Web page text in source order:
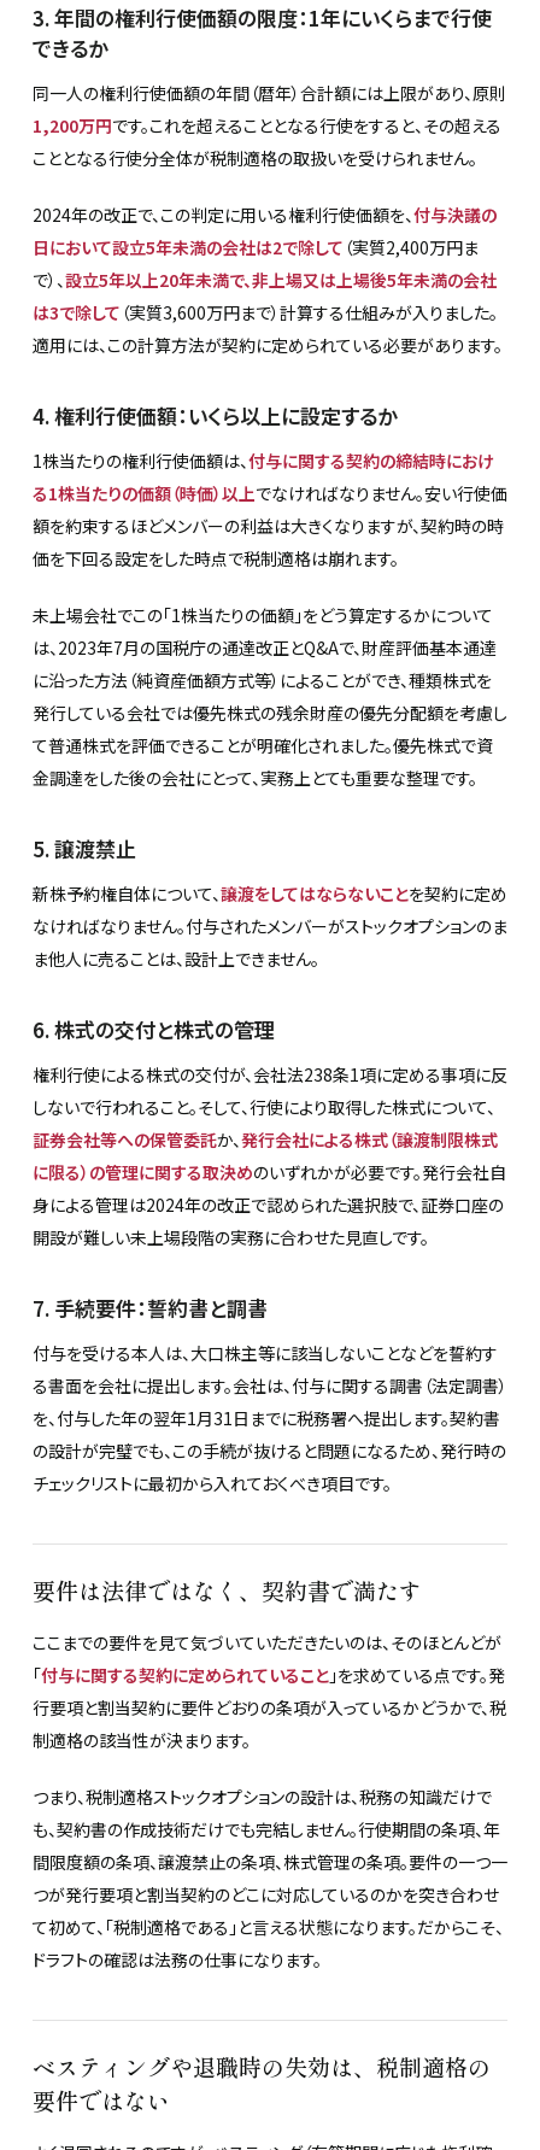
3. 年間の権利行使価額の限度：1年にいくらまで行使
できるか
同一人の権利行使価額の年間（暦年）合計額には上限があり、原則
1,200万円です。これを超えることとなる行使をすると、その超える
こととなる行使分全体が税制適格の取扱いを受けられません。
2024年の改正で、この判定に用いる権利行使価額を、付与決議の
日において設立5年未満の会社は2で除して （実質2,400万円ま
で）、設立5年以上20年未満で、非上場又は上場後5年未満の会社
は3で除して （実質3,600万円まで）計算する仕組みが入りました。
適用には、この計算方法が契約に定められている必要があります。
4. 権利行使価額：いくら以上に設定するか
1株当たりの権利行使価額は、付与に関する契約の締結時におけ
る1株当たりの価額（時価）以上でなければなりません。安い行使価
額を約束するほどメンバーの利益は大きくなりますが、契約時の時
価を下回る設定をした時点で税制適格は崩れます。
未上場会社でこの「1株当たりの価額」をどう算定するかについて
は、2023年7月の国税庁の通達改正とQ&Aで、財産評価基本通達
に沿った方法（純資産価額方式等）によることができ、種類株式を
発行している会社では優先株式の残余財産の優先分配額を考慮し
て普通株式を評価できることが明確化されました。優先株式で資
金調達をした後の会社にとって、実務上とても重要な整理です。
5. 譲渡禁止
新株予約権自体について、譲渡をしてはならないことを契約に定め
なければなりません。付与されたメンバーがストックオプションのま
ま他人に売ることは、設計上できません。
6. 株式の交付と株式の管理
権利行使による株式の交付が、会社法238条1項に定める事項に反
しないで行われること。そして、行使により取得した株式について、
証券会社等への保管委託か、発行会社による株式（譲渡制限株式
に限る）の管理に関する取決めのいずれかが必要です。発行会社自
身による管理は2024年の改正で認められた選択肢で、証券口座の
開設が難しい未上場段階の実務に合わせた見直しです。
7. 手続要件：誓約書と調書
付与を受ける本人は、大口株主等に該当しないことなどを誓約す
る書面を会社に提出します。会社は、付与に関する調書（法定調書）
を、付与した年の翌年1月31日までに税務署へ提出します。契約書
の設計が完璧でも、この手続が抜けると問題になるため、発行時の
チェックリストに最初から入れておくべき項目です。
要件は法律ではなく、契約書で満たす
ここまでの要件を見て気づいていただきたいのは、そのほとんどが
「付与に関する契約に定められていること」を求めている点です。発
行要項と割当契約に要件どおりの条項が入っているかどうかで、税
制適格の該当性が決まります。
つまり、税制適格ストックオプションの設計は、税務の知識だけで
も、契約書の作成技術だけでも完結しません。行使期間の条項、年
間限度額の条項、譲渡禁止の条項、株式管理の条項。要件の一つ一
つが発行要項と割当契約のどこに対応しているのかを突き合わせ
て初めて、「税制適格である」と言える状態になります。だからこそ、
ドラフトの確認は法務の仕事になります。
ベスティングや退職時の失効は、税制適格の
要件ではない